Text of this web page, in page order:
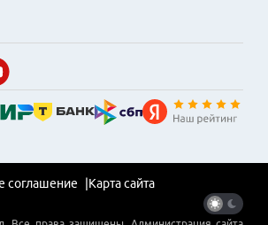
соглашение
Карта сайта